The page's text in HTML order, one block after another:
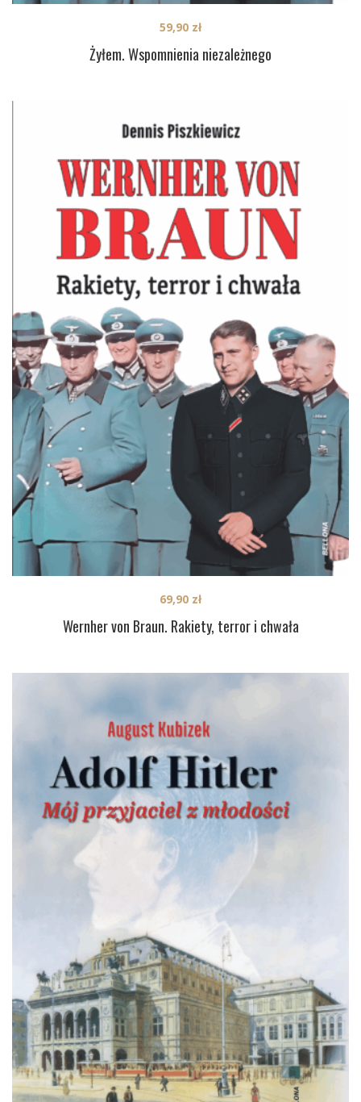
Żyłem. Wspomnienia niezależnego
59,90 zł
Wernher von Braun. Rakiety, terror i chwała
69,90 zł